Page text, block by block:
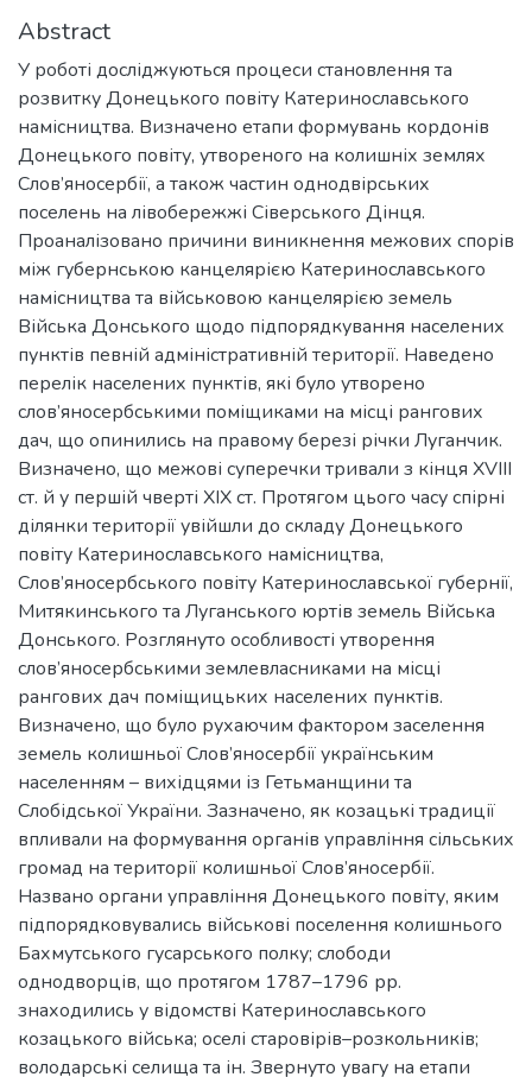
Abstract
У роботі досліджуються процеси становлення та
розвитку Донецького повіту Катеринославського
намісництва. Визначено етапи формувань кордонів
Донецького повіту, утвореного на колишніх землях
Слов’яносербії, а також частин однодвірських
поселень на лівобережжі Сіверського Дінця.
Проаналізовано причини виникнення межових спорів
між губернською канцелярією Катеринославського
намісництва та військовою канцелярією земель
Війська Донського щодо підпорядкування населених
пунктів певній адміністративній території. Наведено
перелік населених пунктів, які було утворено
слов’яносербськими поміщиками на місці рангових
дач, що опинились на правому березі річки Луганчик.
Визначено, що межові суперечки тривали з кінця XVIII
ст. й у першій чверті XIX ст. Протягом цього часу спірні
ділянки території увійшли до складу Донецького
повіту Катеринославського намісництва,
Слов’яносербського повіту Катеринославської губернії,
Митякинського та Луганського юртів земель Війська
Донського. Розглянуто особливості утворення
слов’яносербськими землевласниками на місці
рангових дач поміщицьких населених пунктів.
Визначено, що було рухаючим фактором заселення
земель колишньої Слов’яносербії українським
населенням – вихідцями із Гетьманщини та
Слобідської України. Зазначено, як козацькі традиції
впливали на формування органів управління сільських
громад на території колишньої Слов’яносербії.
Названо органи управління Донецького повіту, яким
підпорядковувались військові поселення колишнього
Бахмутського гусарського полку; слободи
однодворців, що протягом 1787–1796 рр.
знаходились у відомстві Катеринославського
козацького війська; оселі старовірів–розкольників;
володарські селища та ін. Звернуто увагу на етапи